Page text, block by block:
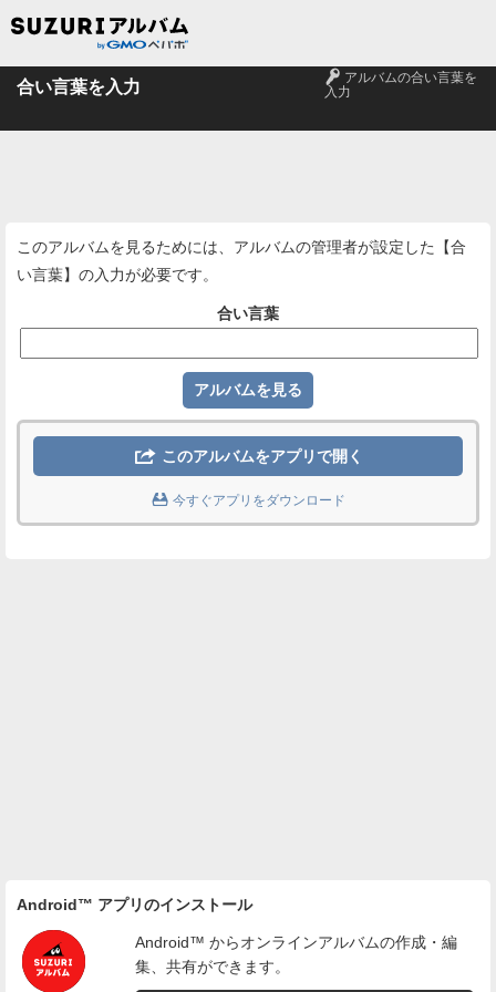
合い言葉を入力 🔑 アルバムの合い言葉を
入力
このアルバムを見るためには、アルバムの管理者が設定した【合
い言葉】の入力が必要です。
合い言葉
 このアルバムをアプリで開く
 今すぐアプリをダウンロード
Android™ アプリのインストール
Android™ からオンラインアルバムの作成・編
集、共有ができます。